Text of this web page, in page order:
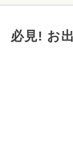
必見! お